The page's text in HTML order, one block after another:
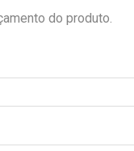
do produto.